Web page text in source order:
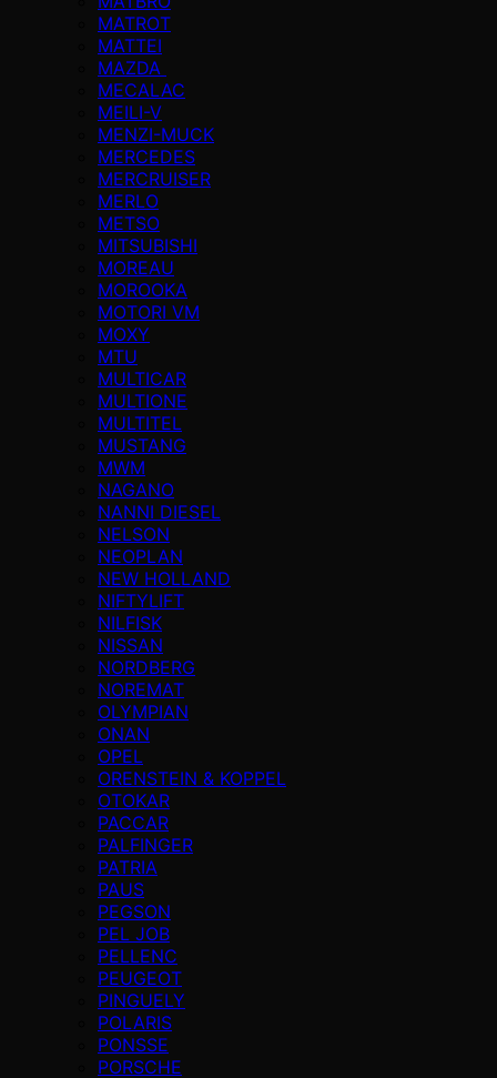
MATROT
MATTEI
MAZDA
MECALAC
MEILI-V
MENZI-MUCK
MERCEDES
MERCRUISER
MERLO
METSO
MITSUBISHI
MOREAU
MOROOKA
MOTORI VM
MOXY
MTU
MULTICAR
MULTIONE
MULTITEL
MUSTANG
MWM
NAGANO
NANNI DIESEL
NELSON
NEOPLAN
NEW HOLLAND
NIFTYLIFT
NILFISK
NISSAN
NORDBERG
NOREMAT
OLYMPIAN
ONAN
OPEL
ORENSTEIN & KOPPEL
OTOKAR
PACCAR
PALFINGER
PATRIA
PAUS
PEGSON
PEL JOB
PELLENC
PEUGEOT
PINGUELY
POLARIS
PONSSE
PORSCHE